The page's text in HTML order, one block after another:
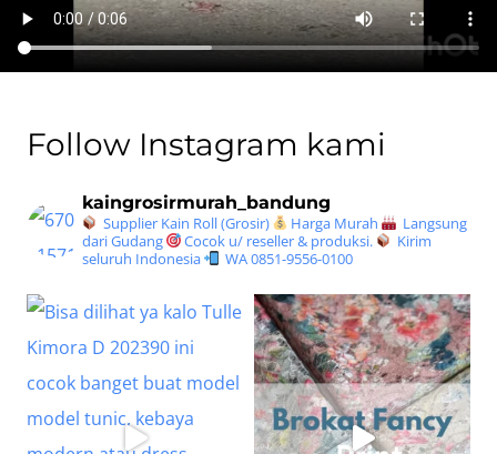
Follow Instagram kami
kaingrosirmurah_bandung
Supplier Kain Roll (Grosir) Harga Murah
Langsung
dari Gudang
Cocok u/ reseller & produksi.
Kirim
seluruh Indonesia
WA 0851-9556-0100